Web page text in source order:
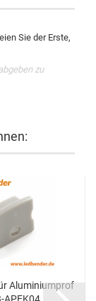
Sie der Erste,
zu
Aluminiumprof
APEK04